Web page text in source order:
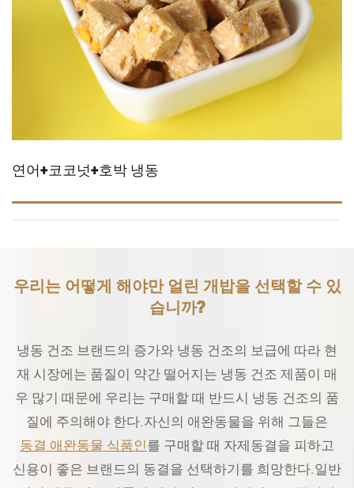
연어+코코넛+호박 냉동
우리는 어떻게 해야만 얼린 개밥을 선택할 수 있
습니까?
냉동 건조 브랜드의 증가와 냉동 건조의 보급에 따라 현
재 시장에는 품질이 약간 떨어지는 냉동 건조 제품이 매
우 많기 때문에 우리는 구매할 때 반드시 냉동 건조의 품
질에 주의해야 한다.자신의 애완동물을 위해 그들은
동결 애완동물 식품인를 구매할 때 자제동결을 피하고
신용이 좋은 브랜드의 동결을 선택하기를 희망한다.일반